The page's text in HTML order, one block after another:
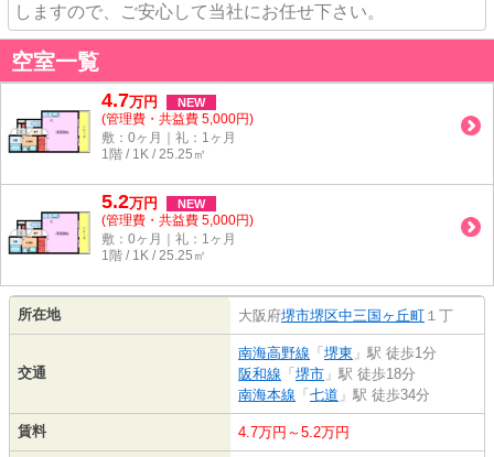
しますので、ご安心して当社にお任せ下さい。
空室一覧
4.7万円 NEW
(管理費・共益費 5,000円)
敷：0ヶ月｜礼：1ヶ月
1階 / 1K / 25.25㎡
5.2万円 NEW
(管理費・共益費 5,000円)
敷：0ヶ月｜礼：1ヶ月
1階 / 1K / 25.25㎡
所在地 大阪府堺市堺区中三国ヶ丘町 １丁
交通
南海高野線 「 堺東 」駅 徒歩1分
阪和線 「 堺市 」駅 徒歩18分
南海本線 「 七道 」駅 徒歩34分
賃料 4.7万円～5.2万円